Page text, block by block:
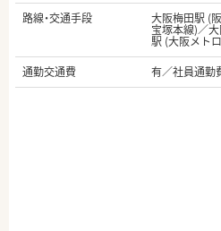
路線・交通手段 大阪梅田駅 (
宝塚本線)／
駅 (大阪メト
通勤交通費
有／社員通勤